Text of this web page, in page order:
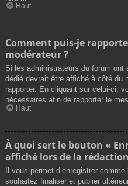
Haut
Comment puis-je
modérateur ?
Si les administrateurs du forum
dédié devrait être affiché à côté du
rapporter. En cliquant sur celui-ci,
nécessaires afin de rapporter le
Haut
À quoi sert le bouton «
affiché lors de la
Il vous permet d’enregistrer
souhaitez finaliser et publier